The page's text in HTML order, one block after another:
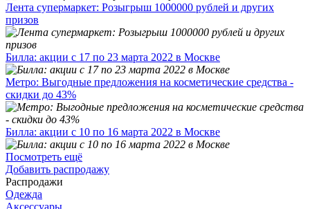
Лента супермаркет: Розыгрыш 1000000 рублей и других
призов
Билла: акции с 17 по 23 марта 2022 в Москве
Метро: Выгодные предложения на косметические средства -
скидки до 43%
Билла: акции с 10 по 16 марта 2022 в Москве
Посмотреть ещё
Добавить распродажу
Распродажи
Одежда
Аксессуары